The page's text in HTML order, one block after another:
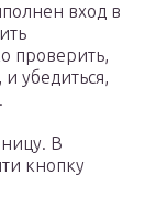
вход в
проверить,
убедиться,
В
кнопку